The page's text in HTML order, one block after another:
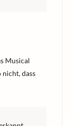
Musical
nicht, dass